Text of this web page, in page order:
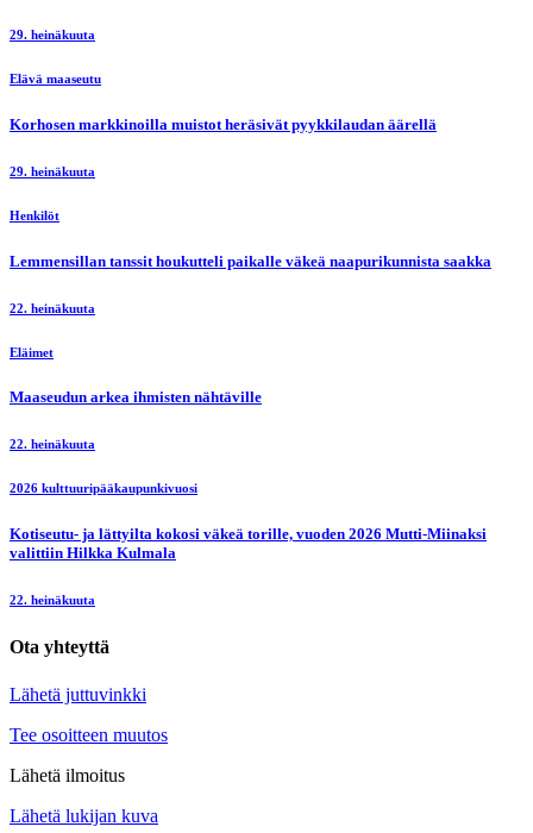
29. heinäkuuta
Elävä maaseutu
Korhosen markkinoilla muistot heräsivät pyykkilaudan äärellä
29. heinäkuuta
Henkilöt
Lemmensillan tanssit houkutteli paikalle väkeä naapurikunnista saakka
22. heinäkuuta
Eläimet
Maaseudun arkea ihmisten nähtäville
22. heinäkuuta
2026 kulttuuripääkaupunkivuosi
Kotiseutu- ja lättyilta kokosi väkeä torille, vuoden 2026 Mutti-Miinaksi
valittiin Hilkka Kulmala
22. heinäkuuta
Ota yhteyttä
Lähetä juttuvinkki
Tee osoitteen muutos
Lähetä ilmoitus
Lähetä lukijan kuva